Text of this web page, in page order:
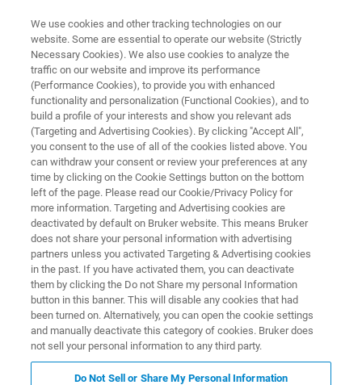
NMR-INSTRUMENTE
DNP-NMR
Die weltweit ersten kommerziell erhältlichen
Systeme zur dynamischen kernpolarisierenden
(DNP-NMR) für eine verbesserte
Empfindlichkeit von Festkörper-NMR. Alle
Bruker DNP-NMR-Spektrometer ermöglichen
erweiterte Festkörper-NMR-Experimente mit
unübertroffener Empfindlichkeit für spannende
neue Anwendungen in der biomolekularen
Forschung, Materialwissenschaft und
Pharmazie.
We use cookies and other tracking technologies on our
website. Some are essential to operate our website (Strictly
Necessary Cookies). We also use cookies to analyze the
traffic on our website and improve its performance
(Performance Cookies), to provide you with enhanced
functionality and personalization (Functional Cookies), and to
build a profile of your interests and show you relevant ads
(Targeting and Advertising Cookies). By clicking "Accept All",
you consent to the use of all of the cookies listed above. You
can withdraw your consent or review your preferences at any
time by clicking on the Cookie Settings button on the bottom
left of the page. Please read our Cookie/Privacy Policy for
more information. Targeting and Advertising cookies are
deactivated by default on Bruker website. This means Bruker
does not share your personal information with advertising
partners unless you activated Targeting & Advertising cookies
in the past. If you have activated them, you can deactivate
them by clicking the Do not Share my personal Information
button in this banner. This will disable any cookies that had
been turned on. Alternatively, you can open the cookie settings
and manually deactivate this category of cookies. Bruker does
not sell your personal information to any third party.
Do Not Sell or Share My Personal Information